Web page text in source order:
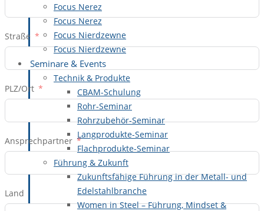
Focus Nerez
Focus Nerez
Focus Nierdzewne
Focus Nierdzewne
Seminare & Events
Technik & Produkte
CBAM-Schulung
Rohr-Seminar
Rohrzubehör-Seminar
Langprodukte-Seminar
Flachprodukte-Seminar
Führung & Zukunft
Zukunftsfähige Führung in der Metall- und
Edelstahlbranche
Women in Steel – Führung, Mindset &
Straße
PLZ/Ort
Ansprechpartner
Land